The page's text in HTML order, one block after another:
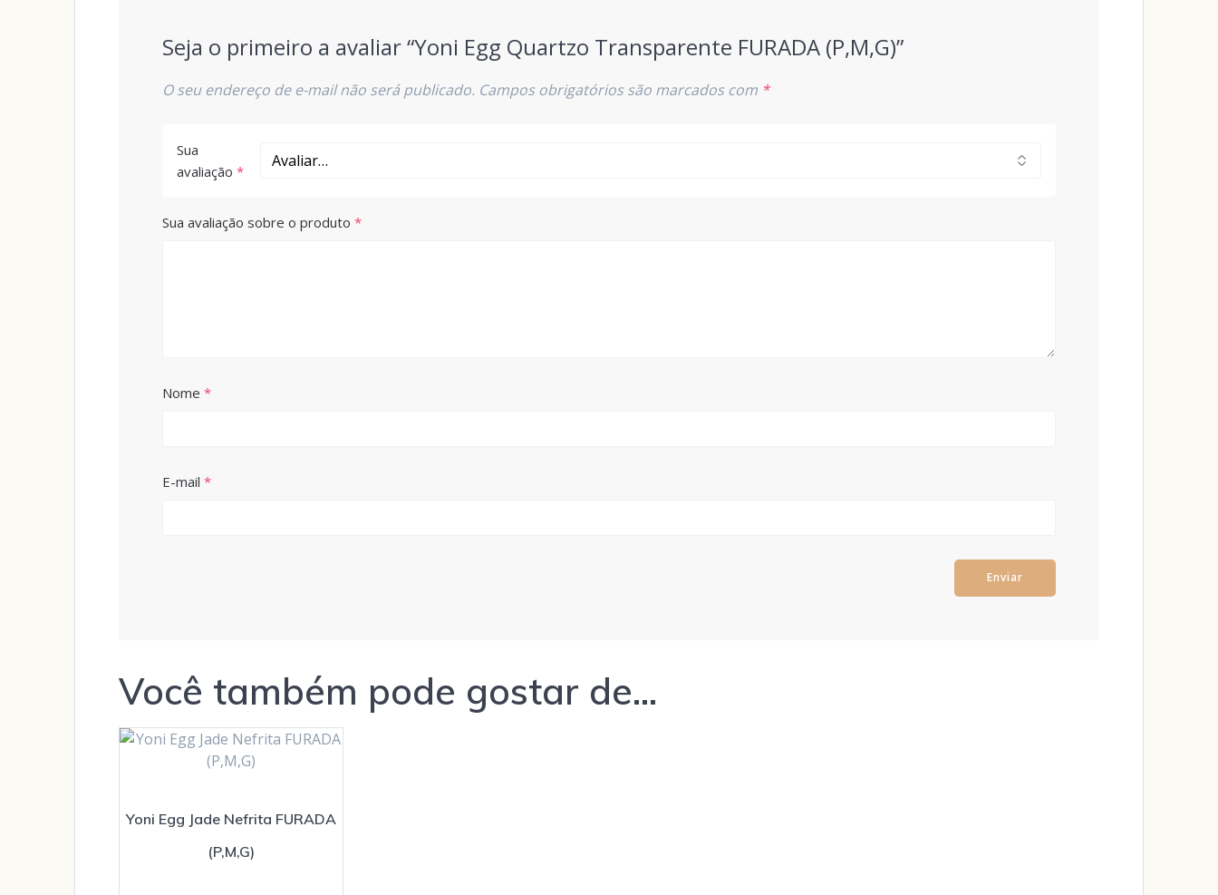
Seja o primeiro a avaliar “Yoni Egg Quartzo Transparente FURADA (P,M,G)”
O seu endereço de e-mail não será publicado. Campos obrigatórios são marcados com *
Sua
avaliação*
Sua avaliação sobre o produto*
Nome*
E-mail*
Você também pode gostar de…
Yoni Egg Jade Nefrita FURADA
(P,M,G)